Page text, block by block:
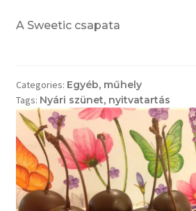
A Sweetic csapata
Categories: Egyéb, műhely
Tags: Nyári szünet, nyitvatartás